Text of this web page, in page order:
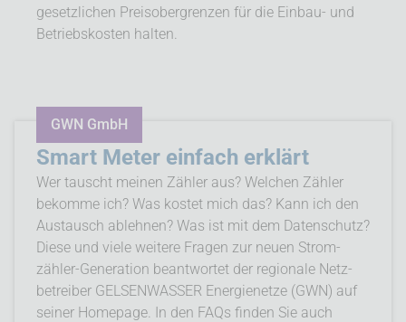
gesetz­lichen Preis­ober­grenzen für die Einbau- und
Betriebs­kosten halten.
GWN GmbH
Smart Meter einfach erklärt
Wer tauscht meinen Zähler aus? Welchen Zähler
bekomme ich? Was kostet mich das? Kann ich den
Aus­tausch ablehnen? Was ist mit dem Daten­schutz?
Diese und viele weitere Fragen zur neuen Strom­
zähler-Generation beant­wortet der regionale Netz­
betreiber GELSENWASSER Energienetze (GWN) auf
seiner Homepage. In den FAQs finden Sie auch